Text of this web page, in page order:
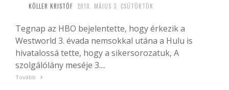
KÖLLER KRISTÓF 2018. MÁJUS 3. CSÜTÖRTÖK
Tegnap az HBO bejelentette, hogy érkezik a
Westworld 3. évada nemsokkal utána a Hulu is
hivatalossá tette, hogy a sikersorozatuk, A
szolgálólány meséje 3....
Tovább